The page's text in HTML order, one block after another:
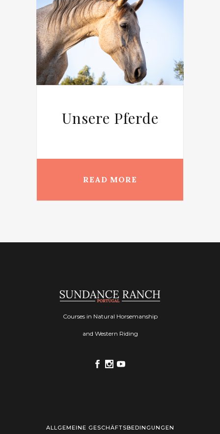
Unsere Pferde
READ MORE
Courses in Natural Horsemanship
and Western Riding
ALLGEMEINE GESCHÄFTSBEDINGUNGEN